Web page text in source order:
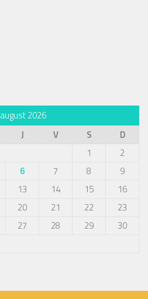
august 2026
J V S
D
1
2
6 7 8
9
13 14 15
16
20 21 22
23
27 28 29
30